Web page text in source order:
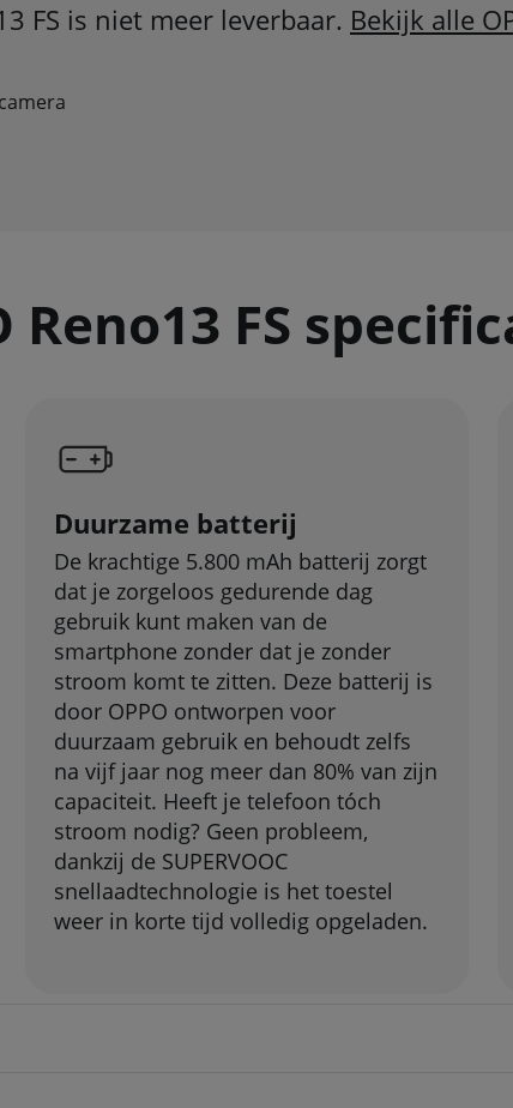
FS is niet meer leverbaar. Bekijk alle
Reno13 FS
Duurzame batterij
De krachtige 5.800 mAh batterij zorgt
dat je zorgeloos gedurende dag
gebruik kunt maken van de
smartphone zonder dat je zonder
stroom komt te zitten. Deze batterij is
door OPPO ontworpen voor
duurzaam gebruik en behoudt zelfs
na vijf jaar nog meer dan 80% van zijn
capaciteit. Heeft je telefoon tóch
stroom nodig? Geen probleem,
dankzij de SUPERVOOC
snellaadtechnologie is het toestel
weer in korte tijd volledig opgeladen.